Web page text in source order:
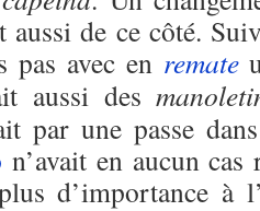
aussi de ce côté.
pas avec en remate
aussi des
par une passe
n’avait en aucun
d’importance à